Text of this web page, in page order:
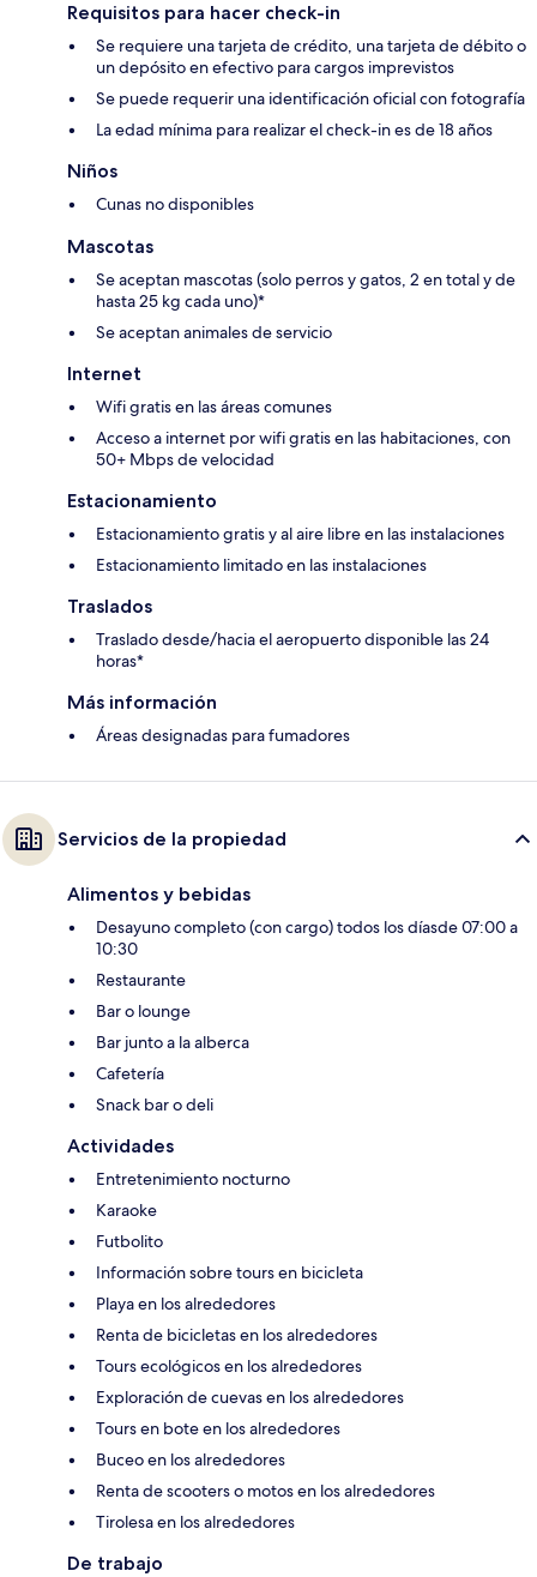
Requisitos para hacer check-in
Se requiere una tarjeta de crédito, una tarjeta de débito o
un depósito en efectivo para cargos imprevistos
Se puede requerir una identificación oficial con fotografía
La edad mínima para realizar el check-in es de 18 años
Niños
Cunas no disponibles
Mascotas
Se aceptan mascotas (solo perros y gatos, 2 en total y de
hasta 25 kg cada uno)*
Se aceptan animales de servicio
Internet
Wifi gratis en las áreas comunes
Acceso a internet por wifi gratis en las habitaciones, con
50+ Mbps de velocidad
Estacionamiento
Estacionamiento gratis y al aire libre en las instalaciones
Estacionamiento limitado en las instalaciones
Traslados
Traslado desde/hacia el aeropuerto disponible las 24
horas*
Más información
Áreas designadas para fumadores
Servicios de la propiedad
Alimentos y bebidas
Desayuno completo (con cargo) todos los díasde 07:00 a
10:30
Restaurante
Bar o lounge
Bar junto a la alberca
Cafetería
Snack bar o deli
Actividades
Entretenimiento nocturno
Karaoke
Futbolito
Información sobre tours en bicicleta
Playa en los alrededores
Renta de bicicletas en los alrededores
Tours ecológicos en los alrededores
Exploración de cuevas en los alrededores
Tours en bote en los alrededores
Buceo en los alrededores
Renta de scooters o motos en los alrededores
Tirolesa en los alrededores
De trabajo